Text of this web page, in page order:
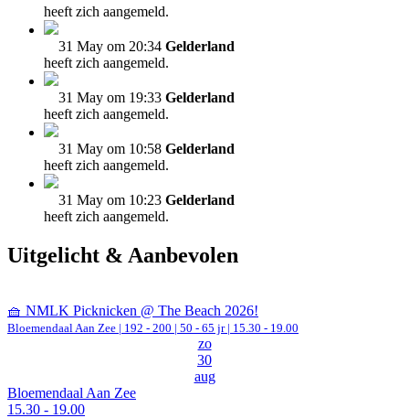
heeft zich aangemeld.
31 May om 20:34 Gelderland
heeft zich aangemeld.
31 May om 19:33 Gelderland
heeft zich aangemeld.
31 May om 10:58 Gelderland
heeft zich aangemeld.
31 May om 10:23 Gelderland
heeft zich aangemeld.
Uitgelicht & Aanbevolen
🧺 NMLK Picknicken @ The Beach 2026!
Bloemendaal Aan Zee | 192 - 200 | 50 - 65 jr | 15.30 - 19.00
zo
30
aug
Bloemendaal Aan Zee
15.30 - 19.00